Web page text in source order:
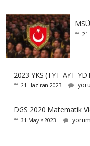
21
2023 YKS (TYT-AYT-
21 Haziran 2023
DGS 2020 Matematik
31 Mayıs 2023